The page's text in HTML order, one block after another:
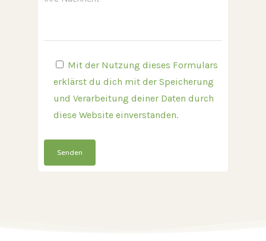
Mit der Nutzung dieses Formulars
erklärst du dich mit der Speicherung
und Verarbeitung deiner Daten durch
diese Website einverstanden.